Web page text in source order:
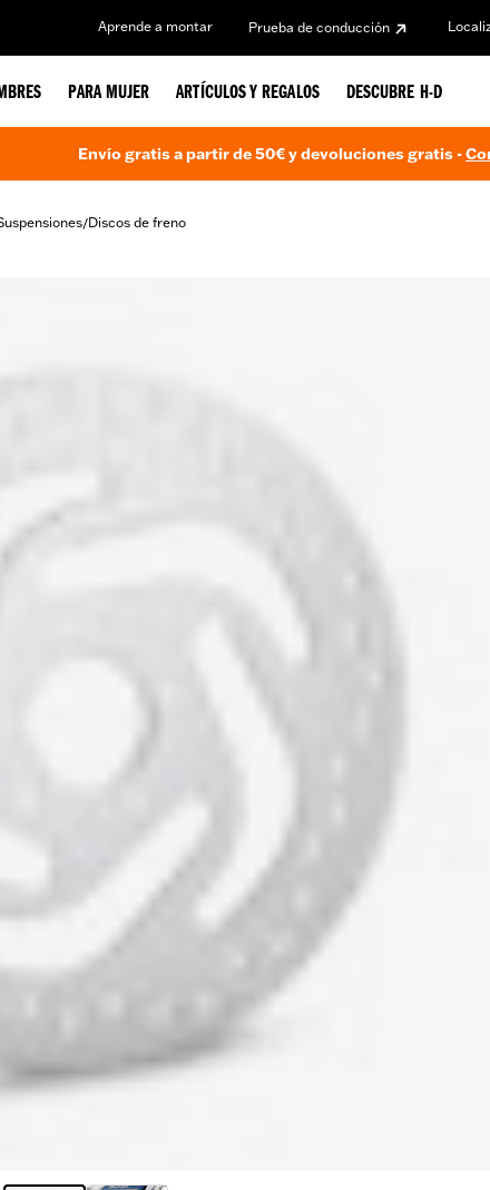
Aprende a montar Prueba de conducción
PARA MUJER ARTÍCULOS Y REGALOS DESCUBRE H-D
Envío gratis a partir de 50€ y devoluciones gratis -
/Discos de freno